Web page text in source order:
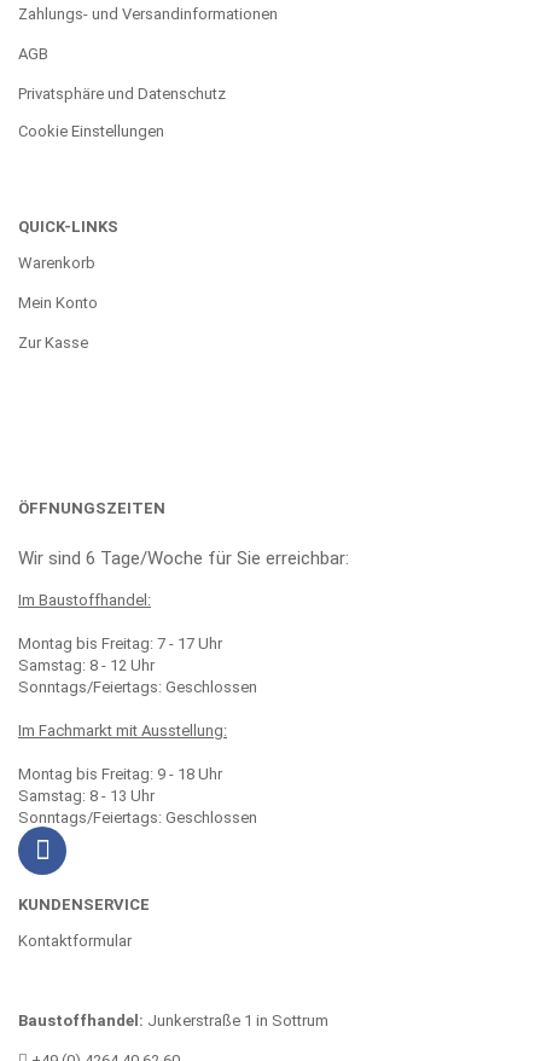
Zahlungs- und Versandinformationen
AGB
Privatsphäre und Datenschutz
Cookie Einstellungen
QUICK-LINKS
Warenkorb
Mein Konto
Zur Kasse
ÖFFNUNGSZEITEN
Wir sind 6 Tage/Woche für Sie erreichbar:
Im Baustoffhandel:
Montag bis Freitag: 7 - 17 Uhr
Samstag: 8 - 12 Uhr
Sonntags/Feiertags: Geschlossen
Im Fachmarkt mit Ausstellung:
Montag bis Freitag: 9 - 18 Uhr
Samstag: 8 - 13 Uhr
Sonntags/Feiertags: Geschlossen
KUNDENSERVICE
Kontaktformular
Baustoffhandel: Junkerstraße 1 in Sottrum